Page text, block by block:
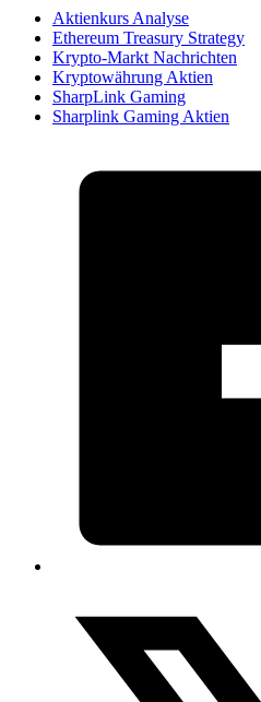
Aktienkurs Analyse
Ethereum Treasury Strategy
Krypto-Markt Nachrichten
Kryptowährung Aktien
SharpLink Gaming
Sharplink Gaming Aktien